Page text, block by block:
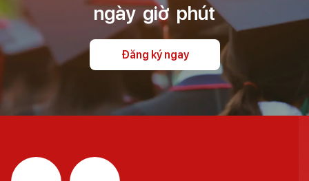
ngày giờ phút
Đăng ký ngay